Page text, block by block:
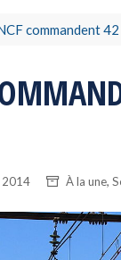
commandent
2014 À la une,